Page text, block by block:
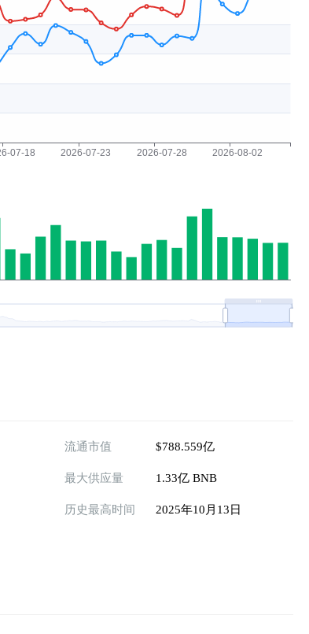
流通市值 $788.559亿
最大供应量 1.33亿 BNB
历史最高时间 2025年10月13日